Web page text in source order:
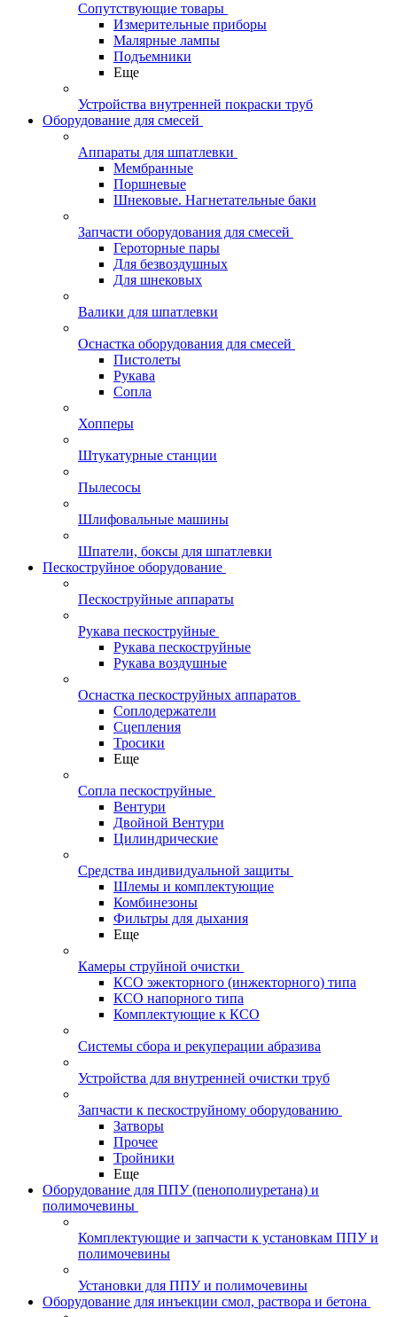
Сопутствующие товары
Измерительные приборы
Малярные лампы
Подъемники
Еще
Устройства внутренней покраски труб
Оборудование для смесей
Аппараты для шпатлевки
Мембранные
Поршневые
Шнековые. Нагнетательные баки
Запчасти оборудования для смесей
Героторные пары
Для безвоздушных
Для шнековых
Валики для шпатлевки
Оснастка оборудования для смесей
Пистолеты
Рукава
Сопла
Хопперы
Штукатурные станции
Пылесосы
Шлифовальные машины
Шпатели, боксы для шпатлевки
Пескоструйное оборудование
Пескоструйные аппараты
Рукава пескоструйные
Рукава пескоструйные
Рукава воздушные
Оснастка пескоструйных аппаратов
Соплодержатели
Сцепления
Тросики
Еще
Сопла пескоструйные
Вентури
Двойной Вентури
Цилиндрические
Средства индивидуальной защиты
Шлемы и комплектующие
Комбинезоны
Фильтры для дыхания
Еще
Камеры струйной очистки
КСО эжекторного (инжекторного) типа
КСО напорного типа
Комплектующие к КСО
Системы сбора и рекуперации абразива
Устройства для внутренней очистки труб
Запчасти к пескоструйному оборудованию
Затворы
Прочее
Тройники
Еще
Оборудование для ППУ (пенополиуретана) и
полимочевины
Комплектующие и запчасти к установкам ППУ и
полимочевины
Установки для ППУ и полимочевины
Оборудование для инъекции смол, раствора и бетона